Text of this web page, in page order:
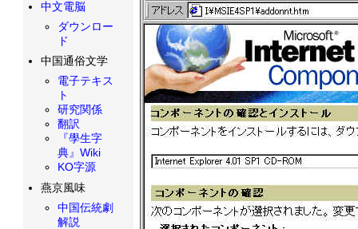
中文電脳
ダウンロー
ド
中国通俗文学
電子テキス
ト
研究関係
翻訳
『學生字
典』Wiki
KO字源
燕京風味
中国伝統劇
解説